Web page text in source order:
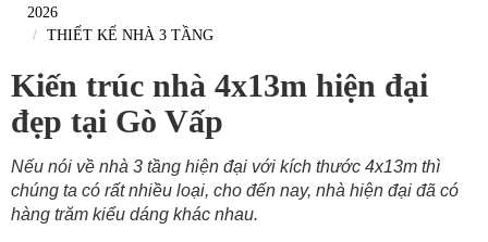
2026
THIẾT KẾ NHÀ 3 TẦNG
Kiến trúc nhà 4x13m hiện đại
đẹp tại Gò Vấp
Nếu nói về nhà 3 tầng hiện đại với kích thước 4x13m thì
chúng ta có rất nhiều loại, cho đến nay, nhà hiện đại đã có
hàng trăm kiểu dáng khác nhau.